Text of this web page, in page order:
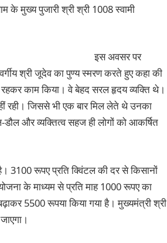
के मुख्य पुजारी श्री श्री 1008 स्वामी
इस अवसर पर
श्री जूदेव का पुण्य स्मरण करते हुए कहा की
काम किया। वे बेहद सरल हृदय व्यक्ति थे।
जिससे भी एक बार मिल लेते थे उनका
और व्यक्तित्व सहज ही लोगों को आकर्षित
3100 रूपए प्रति क्विंटल की दर से किसानों
के माध्यम से प्रति माह 1000 रूपए का
5500 रूपया किया गया है। मुख्यमंत्री श्री